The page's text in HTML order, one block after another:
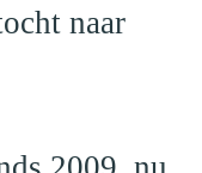
naar